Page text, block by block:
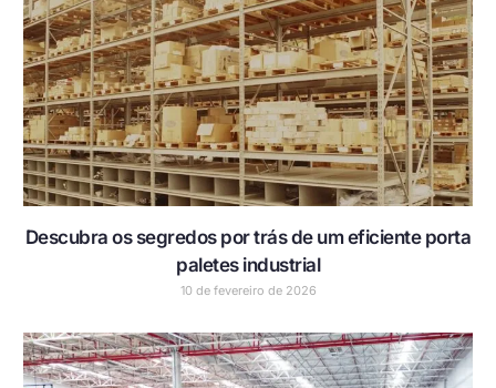
Descubra os segredos por trás de um eficiente porta
paletes industrial
10 de fevereiro de 2026